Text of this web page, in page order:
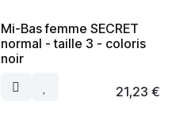
Mi-Bas femme SECRET
normal - taille 3 - coloris
noir
21,23 €